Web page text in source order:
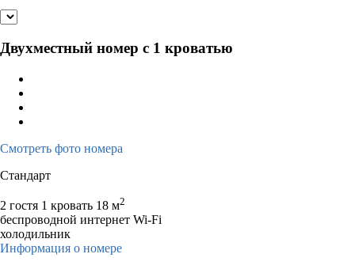
Двухместный номер с 1 кроватью
Смотреть фото номера
Стандарт
2 гостя 1 кровать 18 м2
беспроводной интернет Wi-Fi
холодильник
Информация о номере